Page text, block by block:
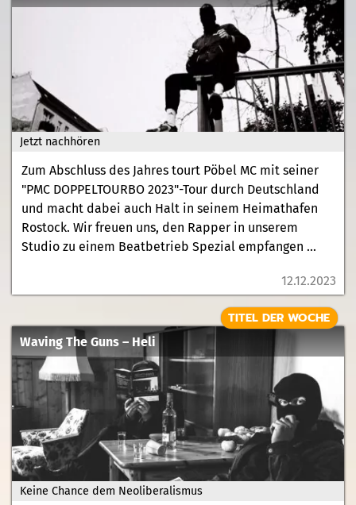
Jetzt nachhören
Zum Abschluss des Jahres tourt Pöbel MC mit seiner
"PMC DOPPELTOURBO 2023"-Tour durch Deutschland
und macht dabei auch Halt in seinem Heimathafen
Rostock. Wir freuen uns, den Rapper in unserem
Studio zu einem Beatbetrieb Spezial empfangen ...
12.12.2023
Keine Chance dem Neoliberalismus
Waving The Guns – Heli
TITEL DER WOCHE